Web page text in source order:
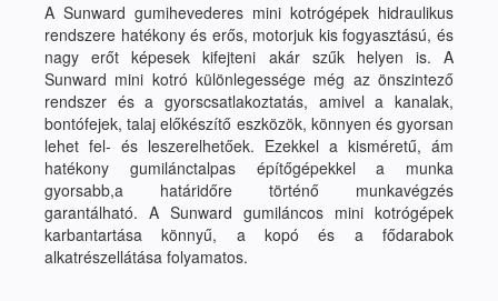
A Sunward gumihevederes mini kotrógépek hidraulikus
rendszere hatékony és erős, motorjuk kis fogyasztású, és
nagy erőt képesek kifejteni akár szűk helyen is. A
Sunward mini kotró különlegessége még az önszintező
rendszer és a gyorscsatlakoztatás, amivel a kanalak,
bontófejek, talaj előkészítő eszközök, könnyen és gyorsan
lehet fel- és leszerelhetőek. Ezekkel a kisméretű, ám
hatékony gumilánctalpas építőgépekkel a munka
gyorsabb,a határidőre történő munkavégzés
garantálható. A Sunward gumiláncos mini kotrógépek
karbantartása könnyű, a kopó és a fődarabok
alkatrészellátása folyamatos.